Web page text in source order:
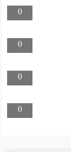
0
0
0
0